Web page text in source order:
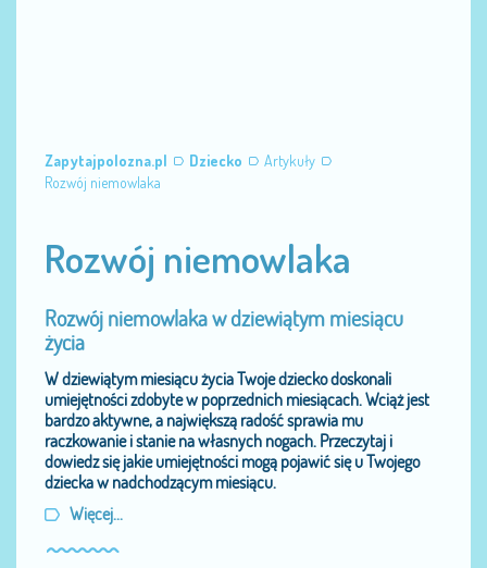
Zapytajpolozna.pl Dziecko
Artykuły
Rozwój niemowlaka
Rozwój niemowlaka
Rozwój niemowlaka w dziewiątym miesiącu
życia
W dziewiątym miesiącu życia Twoje dziecko doskonali
umiejętności zdobyte w poprzednich miesiącach. Wciąż jest
bardzo aktywne, a największą radość sprawia mu
raczkowanie i stanie na własnych nogach. Przeczytaj i
dowiedz się jakie umiejętności mogą pojawić się u Twojego
dziecka w nadchodzącym miesiącu.
Więcej...